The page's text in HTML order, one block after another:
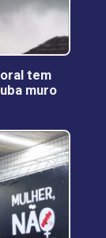
tem
muro